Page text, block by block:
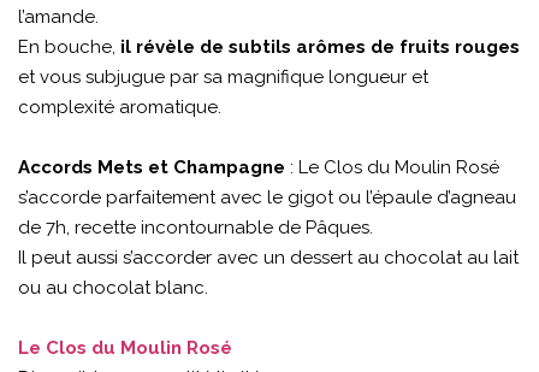
l’amande.
En bouche, il révèle de subtils arômes de fruits rouges
et vous subjugue par sa magnifique longueur et
complexité aromatique.
Accords Mets et Champagne : Le Clos du Moulin Rosé
s’accorde parfaitement avec le gigot ou l’épaule d’agneau
de 7h, recette incontournable de Pâques.
Il peut aussi s’accorder avec un dessert au chocolat au lait
ou au chocolat blanc.
Le Clos du Moulin Rosé